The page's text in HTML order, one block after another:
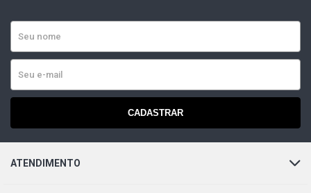
CADASTRAR
ATENDIMENTO